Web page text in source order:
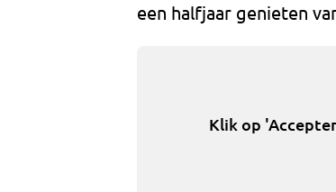
een halfjaar genieten
Klik op